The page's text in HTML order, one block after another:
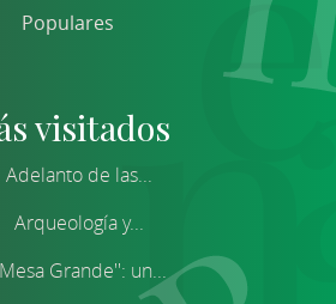
Populares
visitados
Adelanto de las...
Arqueología y...
Grande'': un...